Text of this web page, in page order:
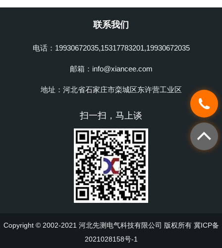
联系我们
电话：19930672035,15317783201,19930672035
邮箱：info@xiancee.com
地址：河北省石家庄市栾城区东许营工业区
扫一扫，马上谈
Copyright © 2002-2021 河北先测电气科技有限公司 版权所有 冀ICP备
2021028158号-1